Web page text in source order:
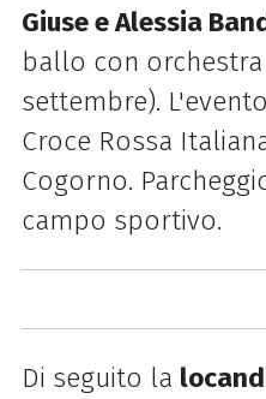
Giuse e Alessia
ballo con orchestra
settembre).
Croce Rossa
Cogorno.
campo sportivo.
Di seguito la